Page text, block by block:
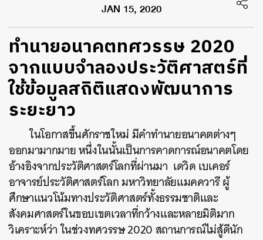
JAN 15, 2020
ทำนายอนาคตทศวรรษ 2020
จากแบบจำลองประวัติศาสตร์ที่
ใช้ข้อมูลสถิติแสดงพัฒนาการ
ระยะยาว
ในโอกาสขึ้นศักราชใหม่มีคำทำนายอนาคตต่างๆ
ออกมามากมายหนึ่งในนั้นเป็นการคาดการณ์อนาคตโดย
อ้างอิงจากประวัติศาสตร์โลกที่ผ่านมา เดวิดเบเคอร์
อาจารย์ประวัติศาสตร์โลกมหาวิทยาลัยแมคควารีผู้
ศึกษาแนวโน้มทางประวัติศาสตร์ทั้งธรรมชาติและ
สังคมศาสตร์ในขอบเขตเวลาที่กว้างและหลายมิติมาก
วิเคราะห์ว่าในช่วงทศวรรษ2020สถานการณ์ไม่สู้ดีนัก